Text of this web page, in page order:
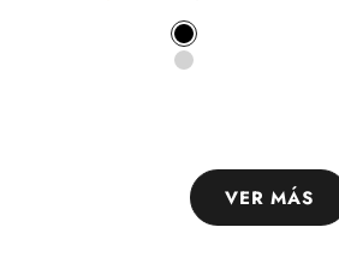
COLOR
NEGRO
PLATA
VER MÁS